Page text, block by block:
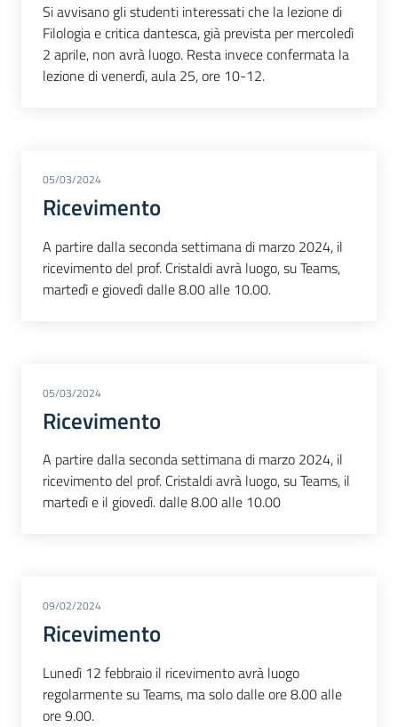
Si avvisano gli studenti interessati che la lezione di
Filologia e critica dantesca, già prevista per mercoledì
2 aprile, non avrà luogo. Resta invece confermata la
lezione di venerdì, aula 25, ore 10-12.
05/03/2024
Ricevimento
A partire dalla seconda settimana di marzo 2024, il
ricevimento del prof. Cristaldi avrà luogo, su Teams,
martedì e giovedì dalle 8.00 alle 10.00.
05/03/2024
Ricevimento
A partire dalla seconda settimana di marzo 2024, il
ricevimento del prof. Cristaldi avrà luogo, su Teams, il
martedì e il giovedì. dalle 8.00 alle 10.00
09/02/2024
Ricevimento
Lunedì 12 febbraio il ricevimento avrà luogo
regolarmente su Teams, ma solo dalle ore 8.00 alle
ore 9.00.